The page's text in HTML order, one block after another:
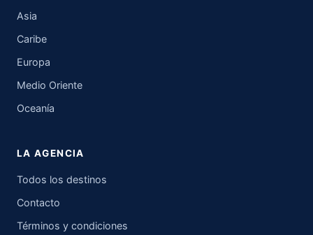
Asia
Caribe
Europa
Medio Oriente
Oceanía
LA AGENCIA
Todos los destinos
Contacto
Términos y condiciones